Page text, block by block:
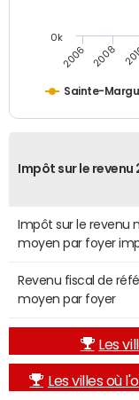
Sainte-
2006 2008
0k
Impôt sur le revenu
Impôt sur le revenu
moyen par foyer
Revenu fiscal de
moyen par foyer
Les
Les villes où